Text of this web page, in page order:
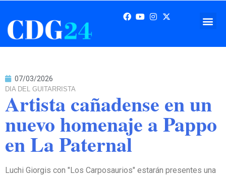
07/03/2026
DIA DEL GUITARRISTA
Artista cañadense en un
nuevo homenaje a Pappo
en La Paternal
Luchi Giorgis con "Los Carposaurios" estarán presentes una